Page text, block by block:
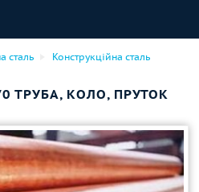
сталь Конструкційна сталь
ТРУБА, КОЛО, ПРУТОК